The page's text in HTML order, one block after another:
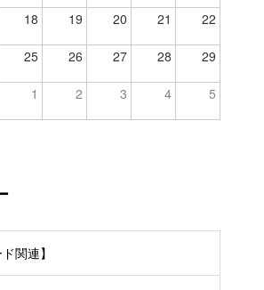
18 19 20 21 22
25 26 27 28 29
1 2 3 4 5
関連】